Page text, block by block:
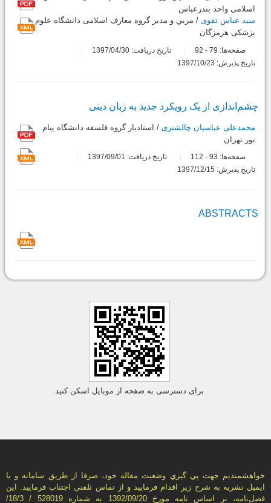
اسلامی واحد بندرعباس
سید عباس تقوی / مربي و مدیر گروه معارف اسلامی دانشگاه علوم
پزشکی هرمزگان
صفحه‌ها: 79
-
تاریخ دریافت: 1397/04/30
تاریخ پذیرش: 1397/10/23
چشم‌اندازی از یک رویکرد جدید به زبان دینی
محمدعلی عباسیان چالشتری / استاديار گروه فلسفه دانشگاه پيام
نور تهران
صفحه‌ها: 93
-
تاریخ دریافت: 1397/09/01
تاریخ پذیرش: 1397/12/15
ABSTRACTS
برای دسترسی به صفحه از موبایل اسکن کنید
خواهشمنديم جهت پي گيري وضعيت مقاله خود، صرفا از طريق سامانه و يا
ايميل نشريه به شرح زير اقدام فرماييد و از تماس تلفني اجتناب فرماييد. اين
فصل‌نامه، بر اساس نامه مورخ 1392/09/20 به شماره 528019 / 18/3/